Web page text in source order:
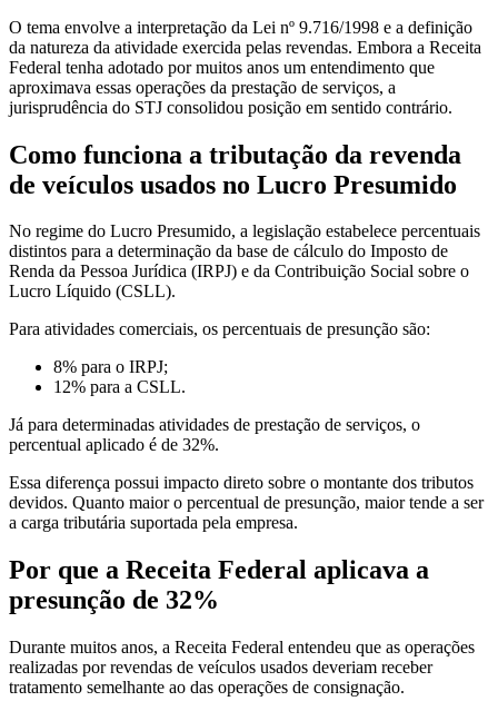
O tema envolve a interpretação da Lei nº 9.716/1998 e a definição
da natureza da atividade exercida pelas revendas. Embora a Receita
Federal tenha adotado por muitos anos um entendimento que
aproximava essas operações da prestação de serviços, a
jurisprudência do STJ consolidou posição em sentido contrário.
Como funciona a tributação da revenda
de veículos usados no Lucro Presumido
No regime do Lucro Presumido, a legislação estabelece percentuais
distintos para a determinação da base de cálculo do Imposto de
Renda da Pessoa Jurídica (IRPJ) e da Contribuição Social sobre o
Lucro Líquido (CSLL).
Para atividades comerciais, os percentuais de presunção são:
8% para o IRPJ;
12% para a CSLL.
Já para determinadas atividades de prestação de serviços, o
percentual aplicado é de 32%.
Essa diferença possui impacto direto sobre o montante dos tributos
devidos. Quanto maior o percentual de presunção, maior tende a ser
a carga tributária suportada pela empresa.
Por que a Receita Federal aplicava a
presunção de 32%
Durante muitos anos, a Receita Federal entendeu que as operações
realizadas por revendas de veículos usados deveriam receber
tratamento semelhante ao das operações de consignação.